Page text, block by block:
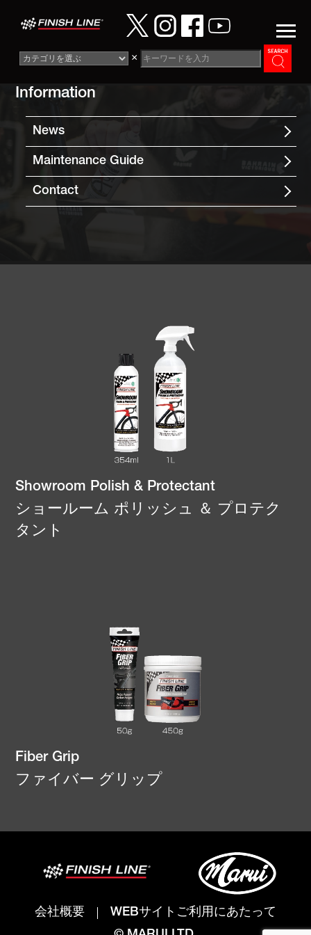
×
Information
News
Maintenance Guide
Contact
Showroom Polish & Protectant
ショールーム ポリッシュ ＆ プロテク
タント
Fiber Grip
ファイバー グリップ
会社概要
WEBサイトご利用にあたって